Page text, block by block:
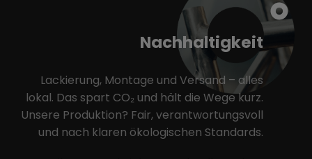
Nachhaltigkeit
Lackierung, Montage und Versand – alles
lokal. Das spart CO₂ und hält die Wege kurz.
Unsere Produktion? Fair, verantwortungsvoll
und nach klaren ökologischen Standards.